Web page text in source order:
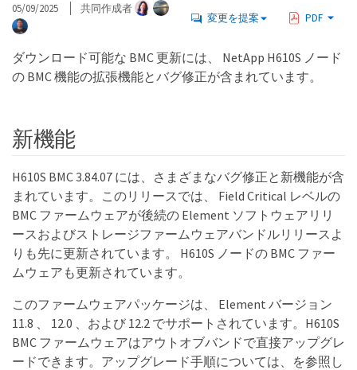
05/09/2025 共同作成者
変更を提案 PDF
ダウンロード可能な BMC 更新には、 NetApp H610S ノード
の BMC 機能の拡張機能とバグ修正が含まれています。
新機能
H610S BMC 3.84.07 には、さまざまなバグ修正と新機能が含
まれています。このリリースでは、 Field Critical レベルの
BMC ファームウェアが後続の Element ソフトウェアリリ
ースおよびストレージファームウェアバンドルリリースよ
りも先に更新されています。 H610S ノードの BMC ファー
ムウェアも更新されています。
このファームウェアパッケージは、 Element バージョン
11.8 、 12.0 、および 12.2 でサポートされています。H610S
BMC ファームウェアはアウトオブバンドで直接アップグレ
ードできます。アップグレード手順については、を参照し